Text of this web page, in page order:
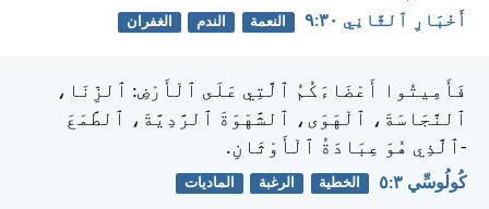
أَخْبَارِ ٱلثَّانِي ٣٠:‏٩ النعمة الندم الغفران
فَأَمِيتُوا أَعْضَاءَكُمُ ٱلَّتِي عَلَى ٱلْأَرْضِ: ٱلزِّنَا،
ٱلنَّجَاسَةَ، ٱلْهَوَى، ٱلشَّهْوَةَ ٱلرَّدِيَّةَ، ٱلطَّمَعَ
-ٱلَّذِي هُوَ عِبَادَةُ ٱلْأَوْثَانِ.
كُولُوسِّي ٣:‏٥ الخطية الرغبة الماديات